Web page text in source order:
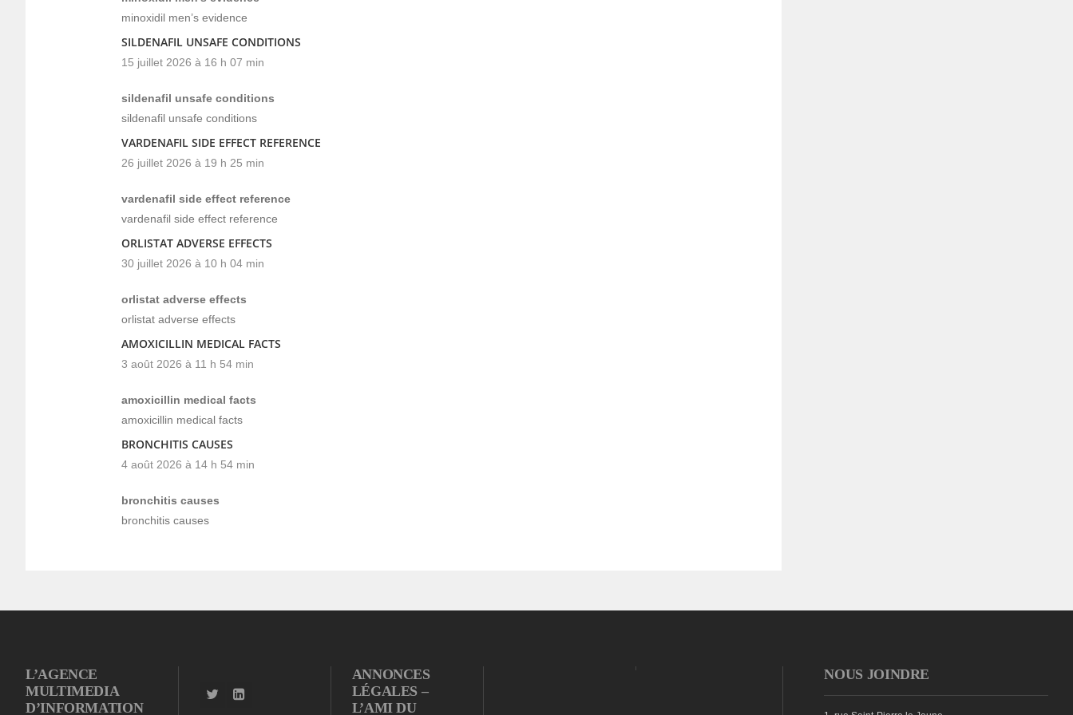
minoxidil men’s evidence
SILDENAFIL UNSAFE CONDITIONS
15 juillet 2026 à 16 h 07 min
sildenafil unsafe conditions
sildenafil unsafe conditions
VARDENAFIL SIDE EFFECT REFERENCE
26 juillet 2026 à 19 h 25 min
vardenafil side effect reference
vardenafil side effect reference
ORLISTAT ADVERSE EFFECTS
30 juillet 2026 à 10 h 04 min
orlistat adverse effects
orlistat adverse effects
AMOXICILLIN MEDICAL FACTS
3 août 2026 à 11 h 54 min
amoxicillin medical facts
amoxicillin medical facts
BRONCHITIS CAUSES
4 août 2026 à 14 h 54 min
bronchitis causes
bronchitis causes
L’AGENCE
MULTIMEDIA
D’INFORMATION
ANNONCES
LÉGALES –
L’AMI DU
NOUS JOINDRE